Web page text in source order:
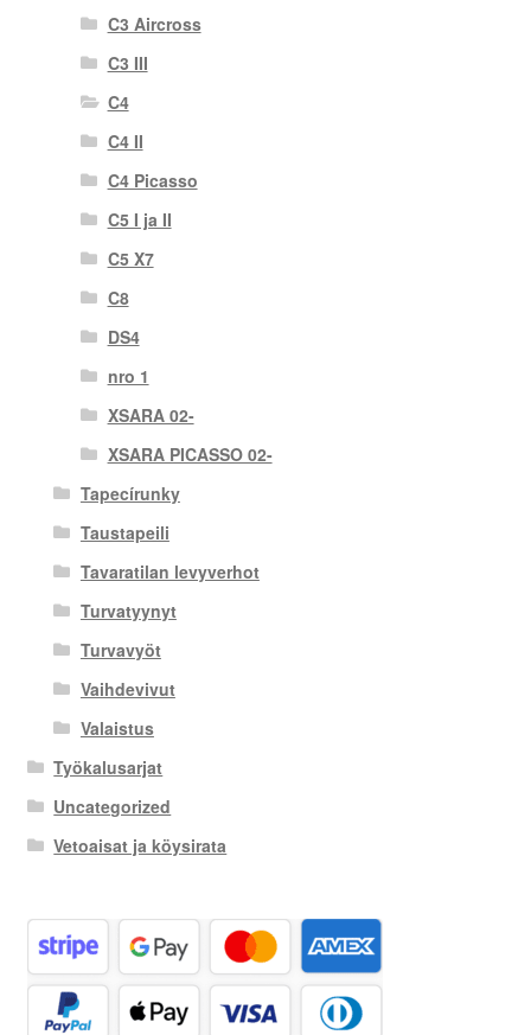
C3 Aircross
C3 III
C4
C4 II
C4 Picasso
C5 I ja II
C5 X7
C8
DS4
nro 1
XSARA 02-
XSARA PICASSO 02-
Tapecírunky
Taustapeili
Tavaratilan levyverhot
Turvatyynyt
Turvavyöt
Vaihdevivut
Valaistus
Työkalusarjat
Uncategorized
Vetoaisat ja köysirata